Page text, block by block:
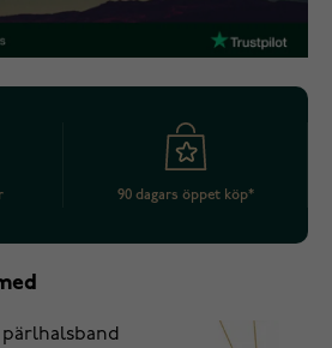
90 dagars öppet köp*
pärlhalsband